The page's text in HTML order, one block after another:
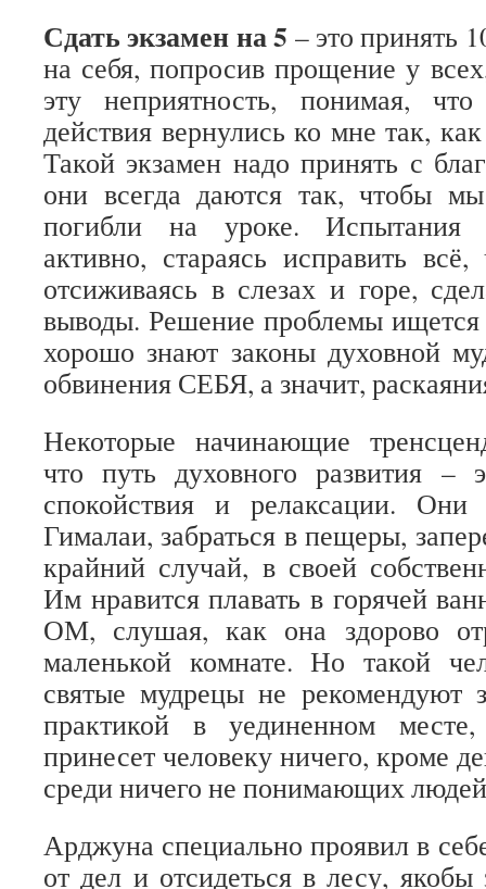
Сдать экзамен на 5 – это принять
на себя, попросив прощение у
эту неприятность, понимая,
действия вернулись ко мне так,
Такой экзамен надо принять с
они всегда даются так, чтобы
погибли на уроке. Испытания
активно, стараясь исправить
отсиживаясь в слезах и горе,
выводы. Решение проблемы ищется
хорошо знают законы духовной
обвинения СЕБЯ, а значит,
Некоторые начинающие
что путь духовного развития –
спокойствия и релаксации.
Гималаи, забраться в пещеры,
крайний случай, в своей
Им нравится плавать в горячей
ОМ, слушая, как она здорово
маленькой комнате. Но такой
святые мудрецы не рекомендуют
практикой в уединенном
принесет человеку ничего, кроме
среди ничего не понимающих
Арджуна специально проявил в
от дел и отсидеться в лесу,